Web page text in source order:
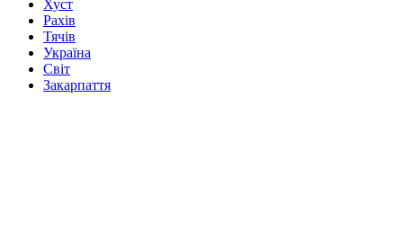
Хуст
Рахів
Тячів
Україна
Світ
Закарпаття